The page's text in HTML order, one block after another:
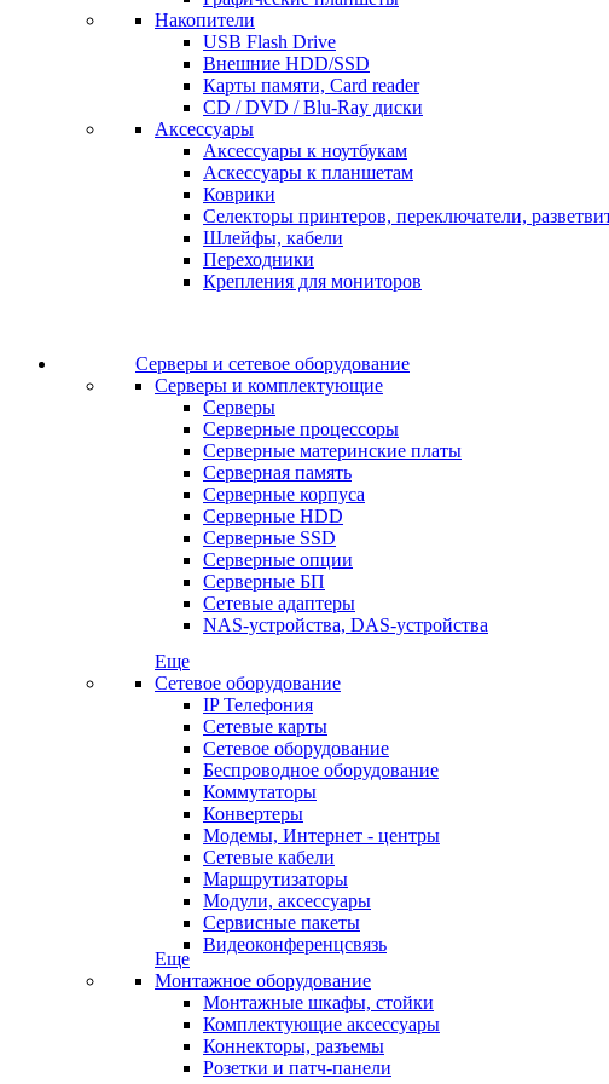
Накопители
USB Flash Drive
Внешние HDD/SSD
Карты памяти, Card reader
CD / DVD / Blu-Ray диски
Аксессуары
Аксессуары к ноутбукам
Аскессуары к планшетам
Коврики
Селекторы принтеров, переключатели,
Шлейфы, кабели
Переходники
Крепления для мониторов
Серверы и сетевое оборудование
Серверы и комплектующие
Серверы
Серверные процессоры
Серверные материнские платы
Серверная память
Серверные корпуса
Серверные HDD
Серверные SSD
Серверные опции
Серверные БП
Сетевые адаптеры
NAS-устройства, DAS-устройства
Еще
Сетевое оборудование
IP Телефония
Сетевые карты
Сетевое оборудование
Беспроводное оборудование
Коммутаторы
Конвертеры
Модемы, Интернет - центры
Сетевые кабели
Маршрутизаторы
Модули, аксессуары
Сервисные пакеты
Видеоконференцсвязь
Еще
Монтажное оборудование
Монтажные шкафы, стойки
Комплектующие аксессуары
Коннекторы, разъемы
Розетки и патч-панели